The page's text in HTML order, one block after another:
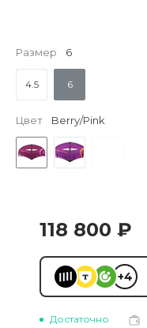
Размер 6
4.5 6
Цвет Berry/Pink
118 800 ₽
+4
Достаточно